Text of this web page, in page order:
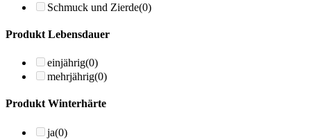
Schmuck und Zierde(0)
Produkt Lebensdauer
einjährig(0)
mehrjährig(0)
Produkt Winterhärte
ja(0)